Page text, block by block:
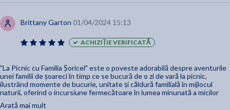
Brittany Garton 01/04/2024 15:13
ACHIZIȚIE VERIFICATĂ
"La Picnic cu Familia Șoricel" este o poveste adorabilă despre aventurile
unei familii de șoareci în timp ce se bucură de o zi de vară la picnic,
ilustrând momente de bucurie, unitate și căldură familială în mijlocul
naturii, oferind o incursiune fermecătoare în lumea minunată a micilor
plăceri ale vieții.
Arată mai mult